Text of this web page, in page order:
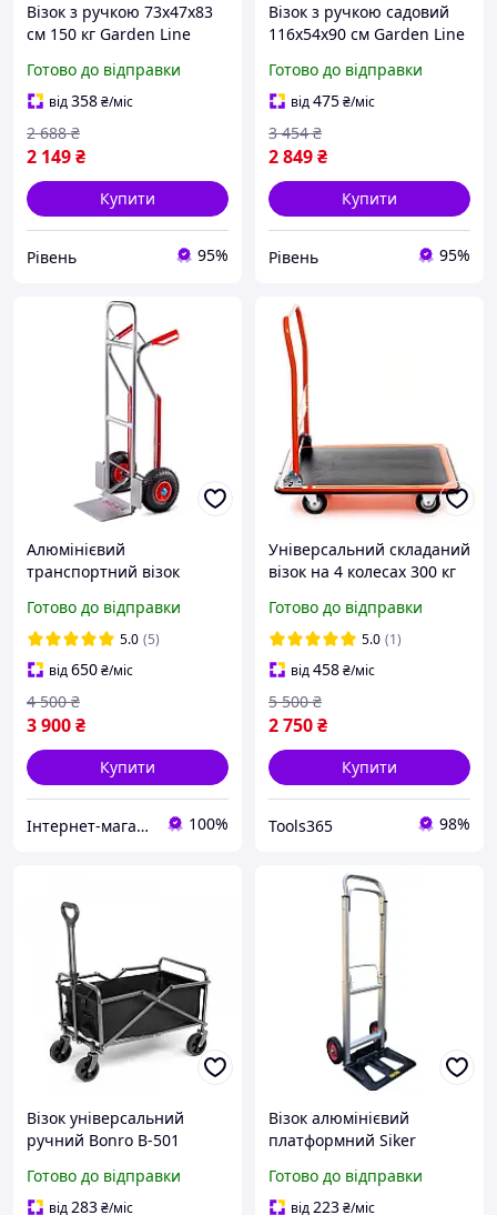
Візок з ручкою 73x47x83
см 150 кг Garden Line
перевезення візок
металевий для торгівлі
Готово до відправки
від358₴/міс
2 149₴
2 688 ₴
Купити
Рівень 95%
Візок з ручкою садовий
116x54x90 см Garden Line
для саду візок легкий
Готово до відправки
від475₴/міс
2 849₴
3 454 ₴
Купити
Рівень 95%
Алюмінієвий
транспортний візок
Готово до відправки
5.0 (5)
від650₴/міс
3 900₴
4 500 ₴
Купити
Інтернет-магазин "RevaStore" 100%
Універсальний складаний
візок на 4 колесах 300 кг
візок із платформою та
складаною ручкою
Готово до відправки
5.0 (1)
від458₴/міс
2 750₴
5 500 ₴
Купити
Tools365 98%
Візок універсальний
ручний Bonro B-501
саду магазину кемпінгу
R_2531
Готово до відправки
від283₴/міс
Візок алюмінієвий
платформний Siker
складаний R_2540
Готово до відправки
від223₴/міс